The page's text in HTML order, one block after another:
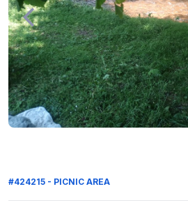
#424215 - PICNIC AREA